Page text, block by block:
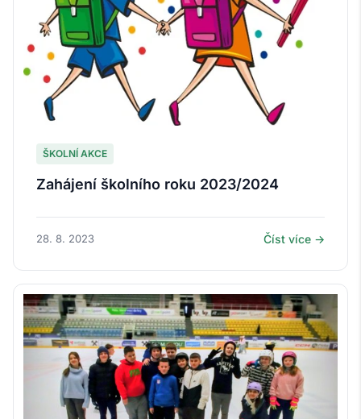
ŠKOLNÍ AKCE
Zahájení školního roku 2023/2024
28. 8. 2023 Číst více →